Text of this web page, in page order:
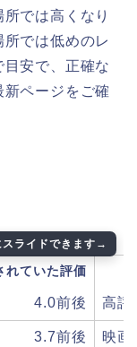
では高くなり
では低めのレ
安で、正確な
ページをご確
れていた評価
4.0前後 高評
3.7前後 映画